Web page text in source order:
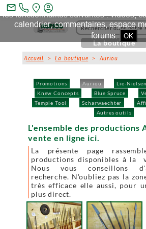
Promotions Auriou Lie-Nielsen
Knew Concepts
Blue Spruce
Temple Tool
Scharwaechter
Autres outils
La boutique
Accueil >La boutique > Auriou
L'ensemble des productions
vente en ligne ici.
La présente page
productions disponibles à la
Nous vous conseillons
recherche. N'oubliez pas la
très efficace elle aussi, pour
plus direct.
mail_outline
Ce site et des sites tiers qu'il utilise
les fonctionnalités suivantes : vidéos,
calendrier, commentaires, espace
forums. OK